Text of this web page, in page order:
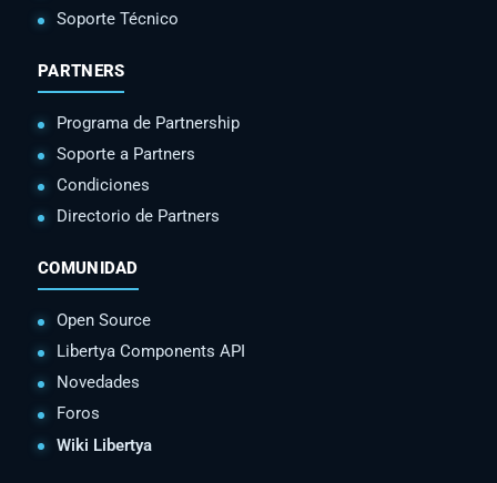
Soporte Técnico
PARTNERS
Programa de Partnership
Soporte a Partners
Condiciones
Directorio de Partners
COMUNIDAD
Open Source
Libertya Components API
Novedades
Foros
Wiki Libertya